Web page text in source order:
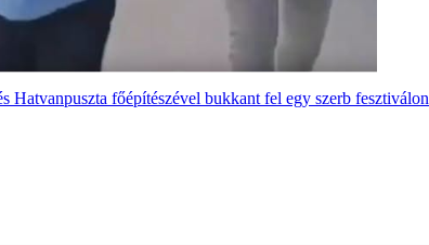
Hatvanpuszta főépítészével bukkant fel egy szerb fesztiválon